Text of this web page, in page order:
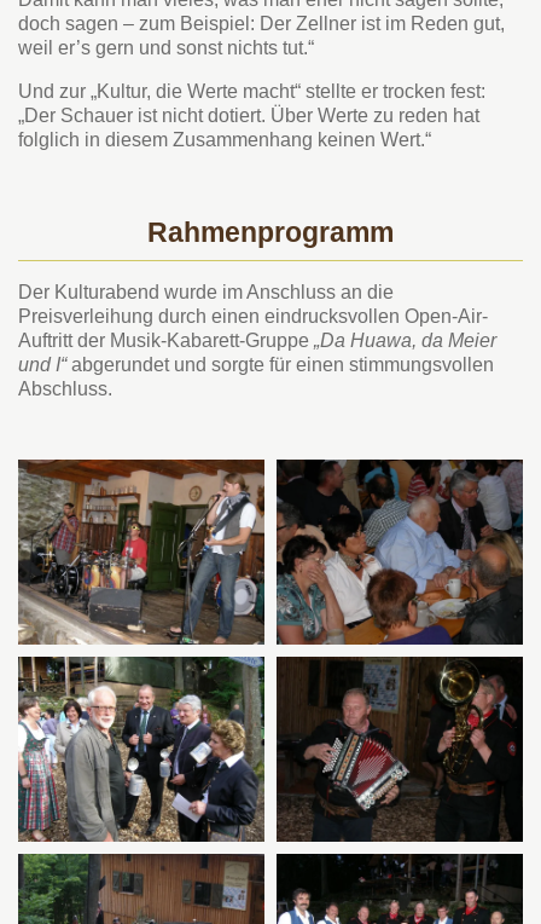
doch sagen – zum Beispiel: Der Zellner ist im Reden gut,
weil er’s gern und sonst nichts tut.“
Und zur „Kultur, die Werte macht“ stellte er trocken fest:
„Der Schauer ist nicht dotiert. Über Werte zu reden hat
folglich in diesem Zusammenhang keinen Wert.“
Rahmenprogramm
Der Kulturabend wurde im Anschluss an die
Preisverleihung durch einen eindrucksvollen Open-Air-
Auftritt der Musik-Kabarett-Gruppe „Da Huawa, da Meier
und I“abgerundet und sorgte für einen stimmungsvollen
Abschluss.